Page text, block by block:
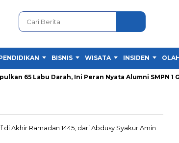
BISNIS WISATA INSIDEN
65 Labu Darah, Ini Peran Nyata Alumni SMPN 1